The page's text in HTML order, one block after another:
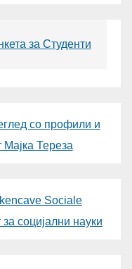
за Студенти
со профили и
Мајка Тереза
Sociale
социјални науки